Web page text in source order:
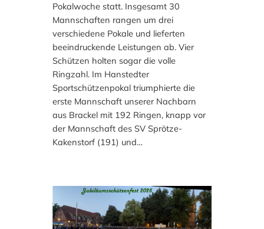
Pokalwoche statt. Insgesamt 30
Mannschaften rangen um drei
verschiedene Pokale und lieferten
beeindruckende Leistungen ab. Vier
Schützen holten sogar die volle
Ringzahl. Im Hanstedter
Sportschützenpokal triumphierte die
erste Mannschaft unserer Nachbarn
aus Brackel mit 192 Ringen, knapp vor
der Mannschaft des SV Sprötze-
Kakenstorf (191) und…